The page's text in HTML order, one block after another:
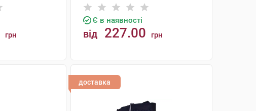
грн
Є в наявності
від 227.00 грн
доставка